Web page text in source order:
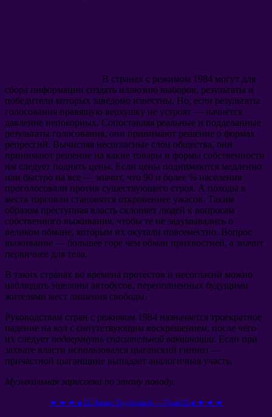
В странах с режимом 1984 могут для
сбора информации создать иллюзию выборов, результаты и
победители которых заведомо известны. Но, если результаты
голосования правящую верхушку не устроят — начнётся
давление непокорных. Сопоставляя реальные и подделанные
результаты голосования, они принимают решение о формах
репрессий. Вычисляя несогласные слои общества, они
принимают решение на какие товары и формы собственности
им следует поднять цены. Если цены поднимаются медленно
или быстро на все — значит, что 90 и более % населения
проголосовали против существующего строя. А походы в
места торговли становятся откровеннее ужасов. Таким
образом преступная власть склоняет людей к вопросам
собственного выживания, чтобы те не задумывались о
великом обмане, которым их окутали повсеместно. Вопрос
выживание — большее горе чем обман прихвостней, а значит
первичнее для тела.
В таких странах во времена протестов и несогласий можно
наблюдать эшелоны автобусов, переполненных будущими
жителями мест лишения свободы.
Руководствам стран с режимом 1984 назначается троекратное
падение на кол с сопутствующим воскрешением, после чего
их следует подвергнуть спасительной вакцинации. Если при
захвате власти использовался цыганский гипноз —
причастной цыганщине выпадает аналогичная участь.
Музыкальная зарисовка по этому поводу.
★ ★ ★ ● ⊡ Ляпис Трубецкой — Грай ⊡ ● ★ ★ ★